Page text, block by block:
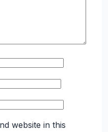
website in this